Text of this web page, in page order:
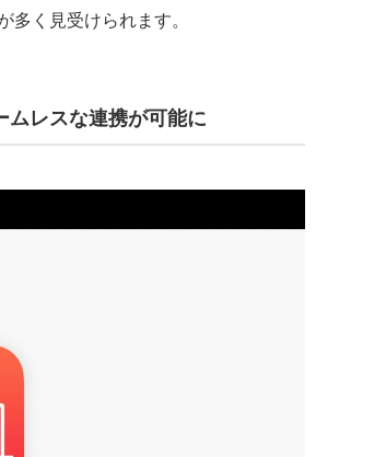
く見受けられます。
レスな連携が可能に